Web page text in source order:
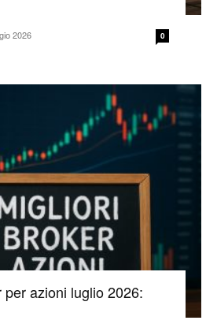
2026 0
per azioni luglio 2026: